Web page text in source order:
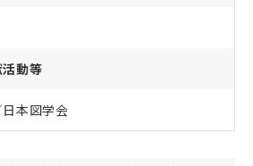
動等
本図学会